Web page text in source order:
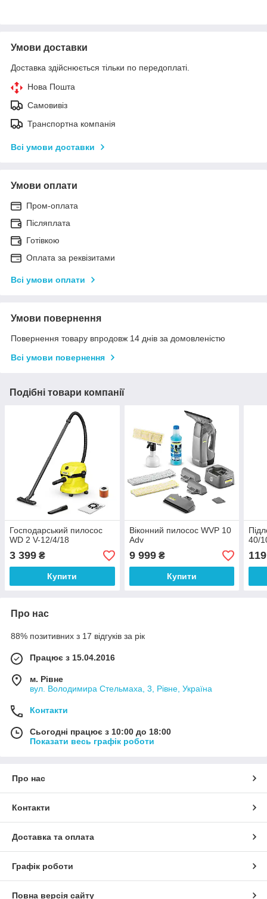
Умови доставки
Доставка здійснюється тільки по передоплаті.
Нова Пошта
Самовивіз
Транспортна компанія
Всі умови доставки
Умови оплати
Пром-оплата
Післяплата
Готівкою
Оплата за реквізитами
Всі умови оплати
Умови повернення
Повернення товару впродовж 14 днів за домовленістю
Всі умови повернення
Подібні товари компанії
Господарський пилосос
WD 2 V-12/4/18
3 399 ₴
Купити
Віконний пилосос WVP 10
Adv
9 999₴
Купити
40/
Про нас
88% позитивних з 17 відгуків за рік
Працює з 15.04.2016
м. Рівне
вул. Володимира Стельмаха, 3, Рівне, Україна
Контакти
Сьогодні працює з 10:00 до 18:00
Показати весь графік роботи
Про нас
Контакти
Доставка та оплата
Графік роботи
Повна версія сайту